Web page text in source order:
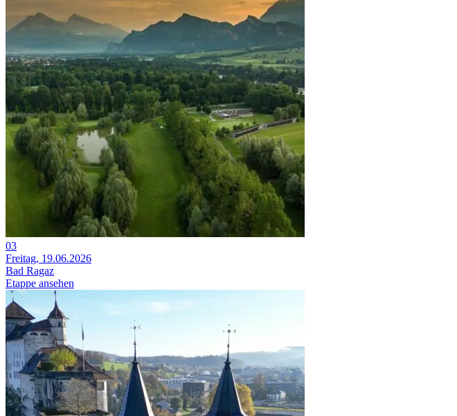
03
Freitag, 19.06.2026
Bad Ragaz
Etappe ansehen